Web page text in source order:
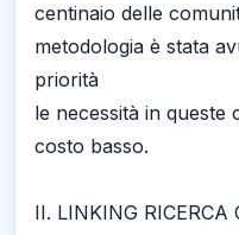
centinaio delle
metodologia è stata
priorità
le necessità in queste
costo basso.
II. LINKING RICERCA